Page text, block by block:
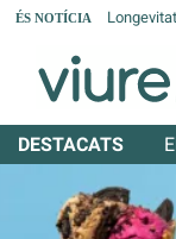
ÉS NOTÍCIA Longevitat
DESTACATS